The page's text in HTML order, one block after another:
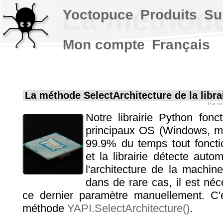
La
La méthode SelectArchitecture de la
Par
Notre librairie Python
principaux OS (Windows,
99.9% du temps tout
et la librairie détecte
l'architecture de la
dans de rare cas, il est
ce dernier paramètre manuellement.
méthode YAPI.SelectArchitecture().
Yoctopuce Produits
Mon compte Français